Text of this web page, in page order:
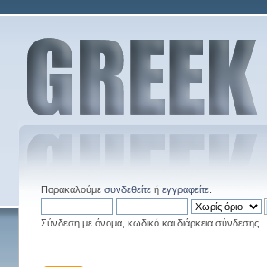
Παρακαλούμε συνδεθείτεή εγγραφείτε.
Σύνδεση με όνομα, κωδικό και διάρκεια σύνδεσης